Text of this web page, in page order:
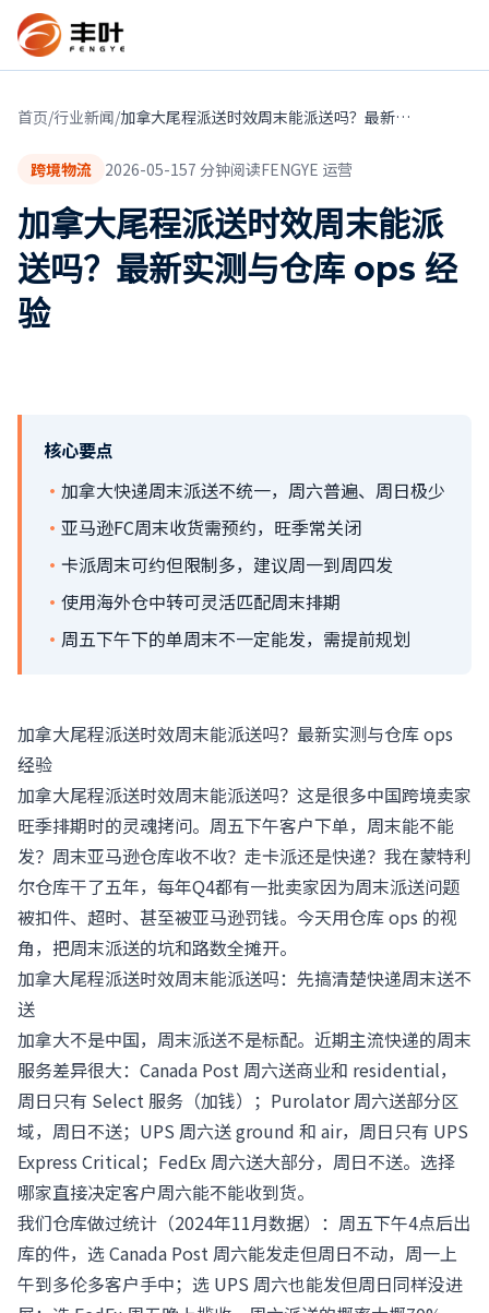
首页/行业新闻/ 加拿大尾程派送时效周末能派送吗？最新实测与仓库 ops 经验
跨境物流 2026-05-157 分钟阅读FENGYE 运营
加拿大尾程派送时效周末能派
送吗？最新实测与仓库 ops 经
验
核心要点
· 加拿大快递周末派送不统一，周六普遍、周日极少
· 亚马逊FC周末收货需预约，旺季常关闭
· 卡派周末可约但限制多，建议周一到周四发
· 使用海外仓中转可灵活匹配周末排期
· 周五下午下的单周末不一定能发，需提前规划
加拿大尾程派送时效周末能派送吗？最新实测与仓库 ops
经验
加拿大尾程派送时效周末能派送吗？这是很多中国跨境卖家
旺季排期时的灵魂拷问。周五下午客户下单，周末能不能
发？周末亚马逊仓库收不收？走卡派还是快递？我在蒙特利
尔仓库干了五年，每年Q4都有一批卖家因为周末派送问题
被扣件、超时、甚至被亚马逊罚钱。今天用仓库 ops 的视
角，把周末派送的坑和路数全摊开。
加拿大尾程派送时效周末能派送吗：先搞清楚快递周末送不
送
加拿大不是中国，周末派送不是标配。近期主流快递的周末
服务差异很大：Canada Post 周六送商业和 residential，
周日只有 Select 服务（加钱）；Purolator 周六送部分区
域，周日不送；UPS 周六送 ground 和 air，周日只有 UPS
Express Critical；FedEx 周六送大部分，周日不送。选择
哪家直接决定客户周六能不能收到货。
我们仓库做过统计（2024年11月数据）：周五下午4点后出
库的件，选 Canada Post 周六能发走但周日不动，周一上
午到多伦多客户手中；选 UPS 周六也能发但周日同样没进